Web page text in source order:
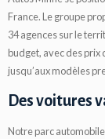
France. Le groupe
34 agences sur le
budget, avec des prix
jusqu’aux modèles
Des voitures
Notre parc